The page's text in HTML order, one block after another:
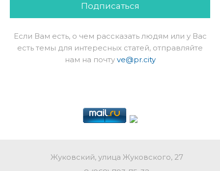
Подписаться
Если Вам есть, о чем рассказать людям или у Вас
есть темы для интересных статей, отправляйте
нам на почту ve@pr.city
Жуковский, улица Жуковского, 27